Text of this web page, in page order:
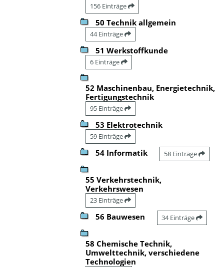
156 Einträge
50 Technik allgemein
44 Einträge
51 Werkstoffkunde
6 Einträge
52 Maschinenbau, Energietechnik,
Fertigungstechnik
95 Einträge
53 Elektrotechnik
59 Einträge
54 Informatik 58 Einträge
55 Verkehrstechnik,
Verkehrswesen
23 Einträge
56 Bauwesen 34 Einträge
58 Chemische Technik,
Umwelttechnik, verschiedene
Technologien